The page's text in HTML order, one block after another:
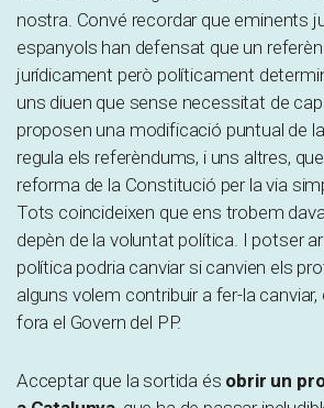
nostra. Convé recordar que eminents
espanyols han defensat que un
jurídicament però políticament
uns diuen que sense necessitat de cap
proposen una modificació puntual de
regula els referèndums, i uns altres,
reforma de la Constitució per la via
Tots coincideixen que ens trobem
depèn de la voluntat política. I potser
política podria canviar si canvien els
alguns volem contribuir a fer-la
fora el Govern del PP.
Acceptar que la sortida és obrir un